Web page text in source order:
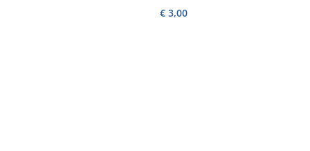
€ 3,00